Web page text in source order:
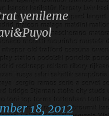
yenileme
18, 2012